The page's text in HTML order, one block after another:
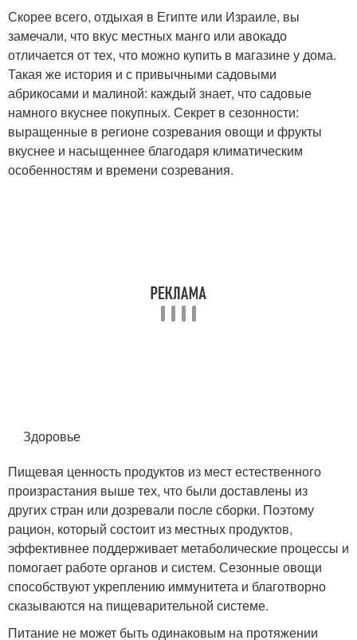
Скорее всего, отдыхая в Египте или Израиле, вы
замечали, что вкус местных манго или авокадо
отличается от тех, что можно купить в магазине у дома.
Такая же история и с привычными садовыми
абрикосами и малиной: каждый знает, что садовые
намного вкуснее покупных. Секрет в сезонности:
выращенные в регионе созревания овощи и фрукты
вкуснее и насыщеннее благодаря климатическим
особенностям и времени созревания.
Здоровье
Пищевая ценность продуктов из мест естественного
произрастания выше тех, что были доставлены из
других стран или дозревали после сборки. Поэтому
рацион, который состоит из местных продуктов,
эффективнее поддерживает метаболические процессы и
помогает работе органов и систем. Сезонные овощи
способствуют укреплению иммунитета и благотворно
сказываются на пищеварительной системе.
Питание не может быть одинаковым на протяжении